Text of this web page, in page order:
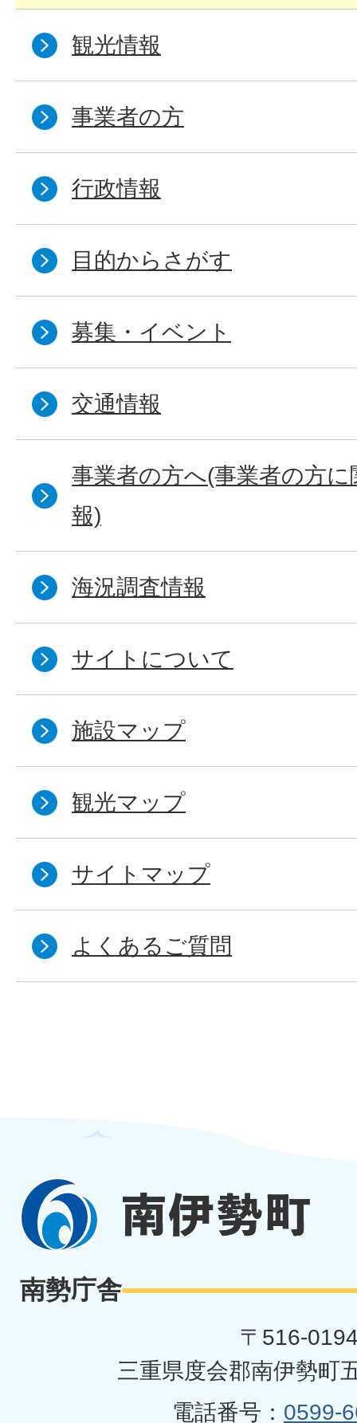
観光情報
事業者の方
行政情報
目的からさがす
募集・イベント
交通情報
事業者の方へ(事業者の方
報)
海況調査情報
サイトについて
施設マップ
観光マップ
サイトマップ
よくあるご質問
南勢庁舎
〒516-
三重県度会郡南伊勢町
電話番号： 0599-